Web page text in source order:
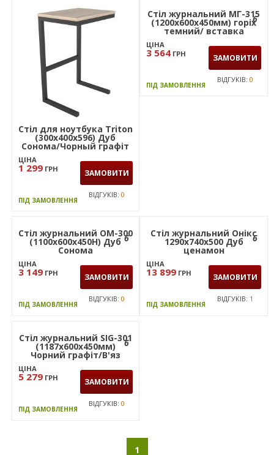
Стіл для ноутбука Triton
(300х400х596) Дуб
Сонома/Чорный графіт
ЦІНА
1 299 ГРН ЗАМОВИТИ
ПІД ЗАМОВЛЕННЯ
ВІДГУКІВ:0
6
6
Стіл журнальний ОМ-300
(1100х600х450Н) Дуб
Сонома
ЦІНА
3 149 ГРН ЗАМОВИТИ
ПІД ЗАМОВЛЕННЯ
ВІДГУКІВ:0
6
Стіл журнальний Онікс
1290х740х500 Дуб
ценамон
ЦІНА
13 899 ГРН ЗАМОВИТИ
ПІД ЗАМОВЛЕННЯ
ВІДГУКІВ: 1
6
Стіл журнальний SIG-301
(1187х600х450мм)
Чорний графіт/В'яз
Ліберті
ЦІНА
5 279 ГРН ЗАМОВИТИ
ПІД ЗАМОВЛЕННЯ
ВІДГУКІВ:0
1